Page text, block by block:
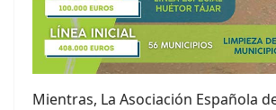
Mientras, La Asociación Española